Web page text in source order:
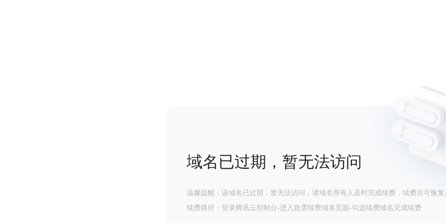
域名已过期，暂无法访问
温馨提醒：该域名已过期，暂无法访问，请域名所有人及时完成续费，续费后可恢复
续费路径：登录腾讯云控制台-进入急需续费域名页面-勾选续费域名完成续费